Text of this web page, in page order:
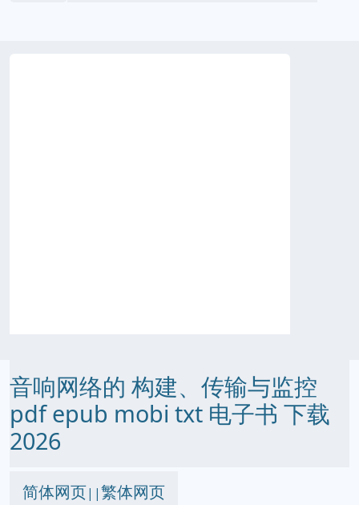
音响网络的 构建、传输与监控
pdf epub mobi txt 电子书 下载
2026
简体网页||繁体网页